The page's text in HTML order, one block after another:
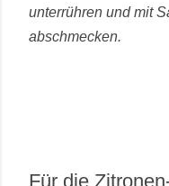
unterrühren und mit
abschmecken.
Für die